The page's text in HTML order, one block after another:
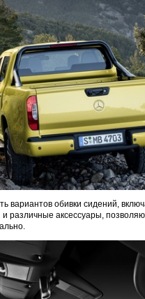
вариантов обивки сидений,
различные аксессуары,